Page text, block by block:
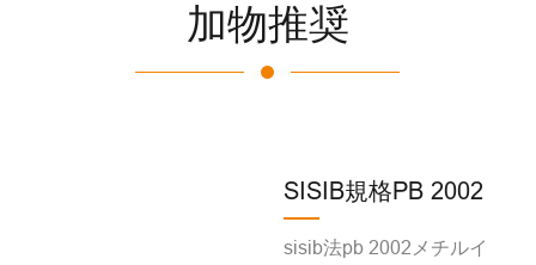
加物推奨
SISIB規格PB 2002
sisib法pb 2002メチルイ